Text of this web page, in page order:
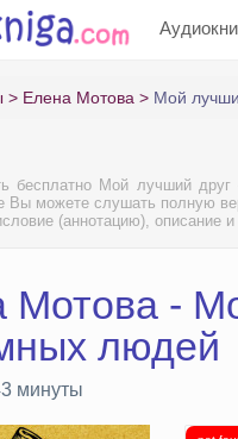
Елена Мотова Мой
бесплатно Мой лучший
Вы можете слушать полную
(аннотацию), описание
Мотова -
людей
минуты